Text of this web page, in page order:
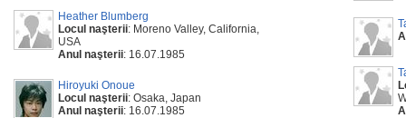
Heather Blumberg
Locul naşterii: Moreno Valley, California,
USA
Anul naşterii: 16.07.1985
Hiroyuki Onoue
Locul naşterii: Osaka, Japan
Anul naşterii: 16.07.1985